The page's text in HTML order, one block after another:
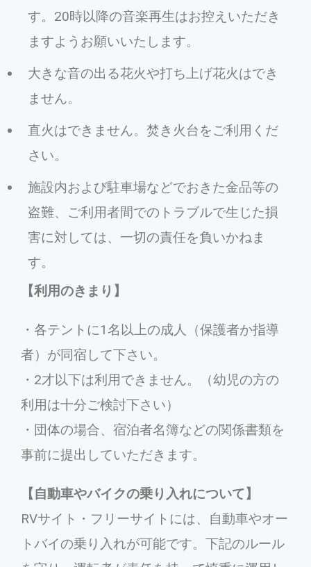
す。20時以降の音楽再生はお控えいただき
ますようお願いいたします。
大きな音の出る花火や打ち上げ花火はでき
ません。
直火はできません。焚き火台をご利用くだ
さい。
施設内および駐車場などでおきた金品等の
盗難、ご利用者間でのトラブルで生じた損
害に対しては、一切の責任を負いかねま
す。
【利用のきまり】
・各テントに1名以上の成人（保護者か指導
者）が同宿して下さい。
・2才以下は利用できません。（幼児の方の
利用は十分ご検討下さい）
・団体の場合、宿泊者名簿などの関係書類を
事前に提出していただきます。
【自動車やバイクの乗り入れについて】
RVサイト・フリーサイトには、自動車やオー
トバイの乗り入れが可能です。下記のルール